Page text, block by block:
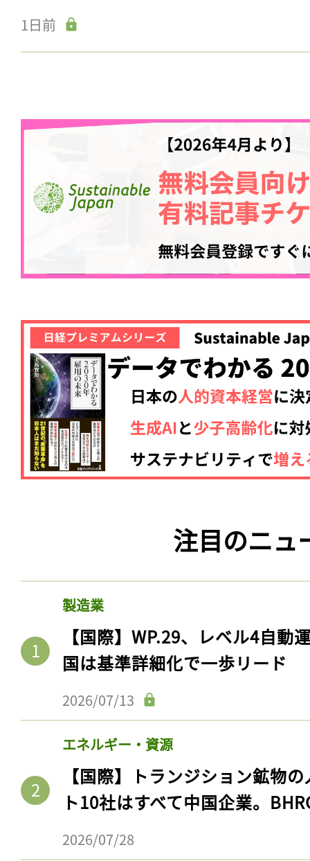
1日前
注目のニュ
製造業
【国際】WP.29、レベル4自動
国は基準詳細化で一歩リード
2026/07/13
エネルギー・資源
【国際】トランジション鉱物
ト10社はすべて中国企業。
2026/07/28